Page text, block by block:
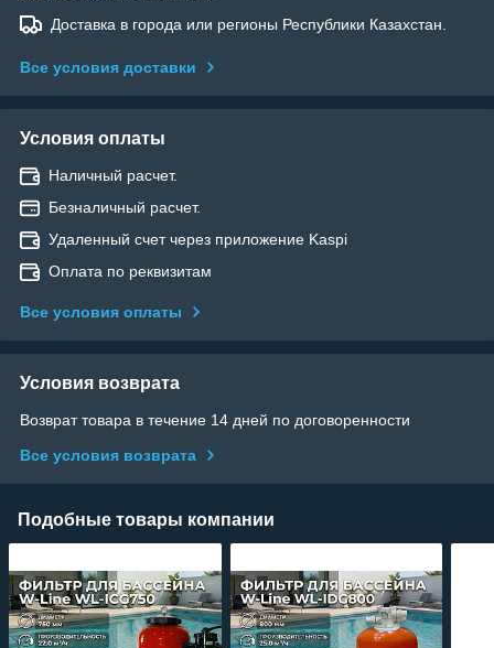
Доставка в города или регионы Республики Казахстан.
Все условия доставки
Условия оплаты
Наличный расчет.
Безналичный расчет.
Удаленный счет через приложение Kaspi
Оплата по реквизитам
Все условия оплаты
Условия возврата
Возврат товара в течение 14 дней по договоренности
Все условия возврата
Подобные товары компании